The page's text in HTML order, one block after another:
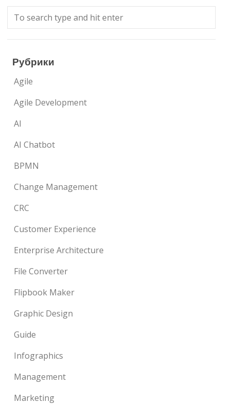
Рубрики
Agile
Agile Development
AI
AI Chatbot
BPMN
Change Management
CRC
Customer Experience
Enterprise Architecture
File Converter
Flipbook Maker
Graphic Design
Guide
Infographics
Management
Marketing